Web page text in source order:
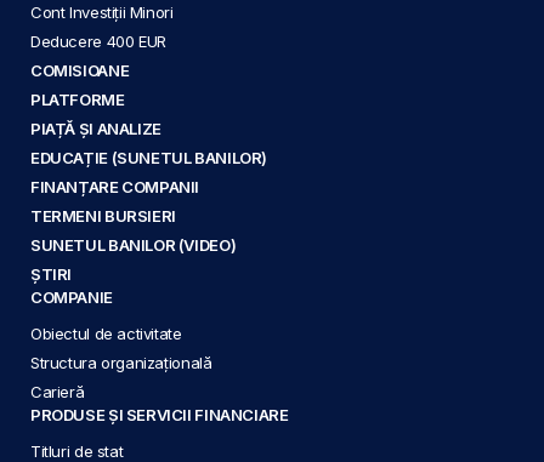
Cont Investiții Minori
Deducere 400 EUR
COMISIOANE
PLATFORME
PIAȚĂ ȘI ANALIZE
EDUCAȚIE (SUNETUL BANILOR)
FINANȚARE COMPANII
TERMENI BURSIERI
SUNETUL BANILOR (VIDEO)
ȘTIRI
COMPANIE
Obiectul de activitate
Structura organizațională
Carieră
PRODUSE ȘI SERVICII FINANCIARE
Titluri de stat